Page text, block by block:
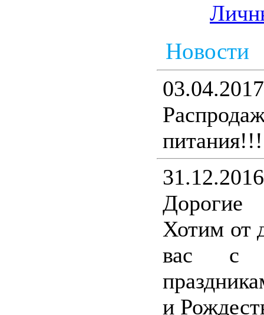
Новости
03.04.2017
питания!!!
31.12.2016
Хотим от
вас с
и